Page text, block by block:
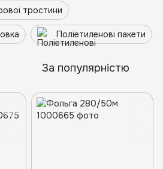
тростини
Поліетиленові пакети
За популярністю